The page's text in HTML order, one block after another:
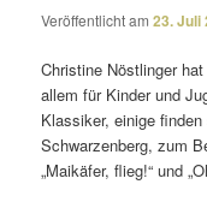
Veröffentlicht am23. Juli
Christine Nöstlinger
allem für Kinder und
Klassiker, einige
Schwarzenberg, zum
„Maikäfer, flieg!“ und